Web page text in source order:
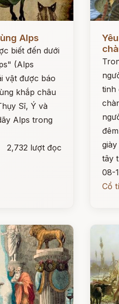
Alps
biết đến dưới
(Alps
vật được báo
khắp châu
Sĩ, Ý và
Alps trong
2,732 lượt đọc
tinh
tây
08-
Cổ